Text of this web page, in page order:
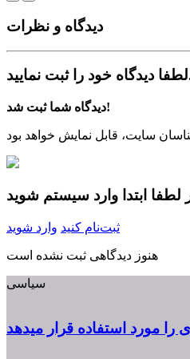
دیدگاه‌ و نظرات
ثبت نمایید.
دیدگاه شما ثبت شد!
لطفا ابتدا وارد سیستم شوید
ثبت‌نام کنید وارد شوید
هنوز دیدگاهی ثبت نشده است
سیاسی
را مورد استفاده قرار میدهد